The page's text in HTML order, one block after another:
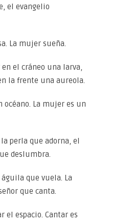
el evangelio
La mujer sueña.
en el cráneo una larva,
la frente una aureola.
océano. La mujer es un
perla que adorna, el
deslumbra.
que vuela. La
que canta.
el espacio. Cantar es